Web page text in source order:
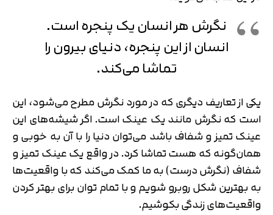
نگرش هر انسان یک پنجره است.
انسان از این پنجره، دنیای بیرون را
تماشا می‌کند.
یکی از تعاریف دیگری که در مورد نگرش مطرح می‌شود، این
است که نگرش مانند یک عینک است. اگر شیشه‌های این
عینک تمیز و شفاف باشد می‌توان دنیا را با آن به خوبی و
همان‌گونه که هست تماشا کرد. در واقع یک عینک تمیز و
شفاف (نگرش درست) به ما کمک می‌کند که با واقعیت‌ها
به بهترین شکل روبرو شویم و با تمام توان برای بهتر کردن
واقعیت‌های زندگی بکوشیم.